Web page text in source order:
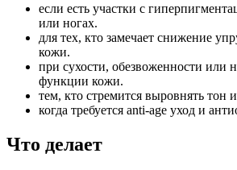
если есть участки с
или ногах.
для тех, кто замечает снижение
кожи.
при сухости, обезвоженности или
функции кожи.
тем, кто стремится выровнять тон
когда требуется anti-age уход и
Что делает